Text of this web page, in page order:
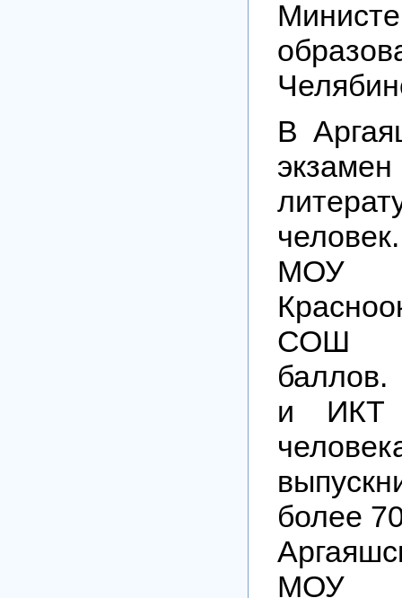
В
МОУ
СОШ
и ИКТ
более
МОУ